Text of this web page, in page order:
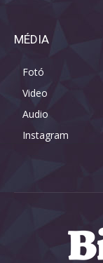
MÉDIA
Fotó
Video
Audio
Instagram